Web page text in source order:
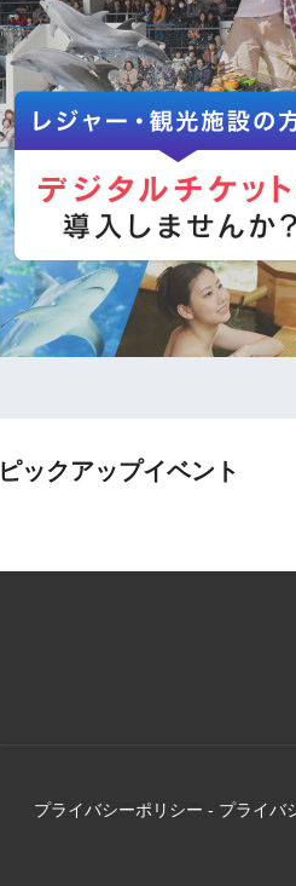
ピックアップイベント
プライバシーポリシー - プライバ